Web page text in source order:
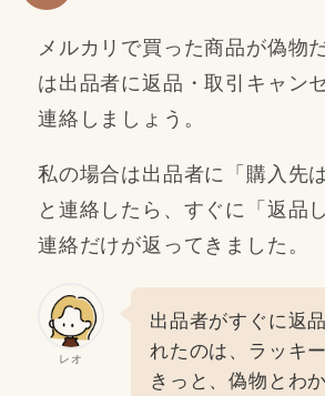
メルカリで買った商品が偽物
は出品者に返品・取引キャン
連絡しましょう。
私の場合は出品者に「購入先
と連絡したら、すぐに「返品
連絡だけが返ってきました。
レオ
出品者がすぐに返
れたのは、ラッキ
きっと、偽物とわ